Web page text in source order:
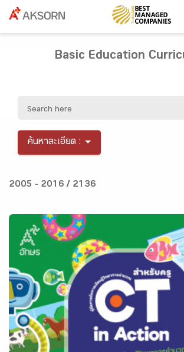
Basic Education
ค้นหาละเอียด :
2005 - 2016 / 2136